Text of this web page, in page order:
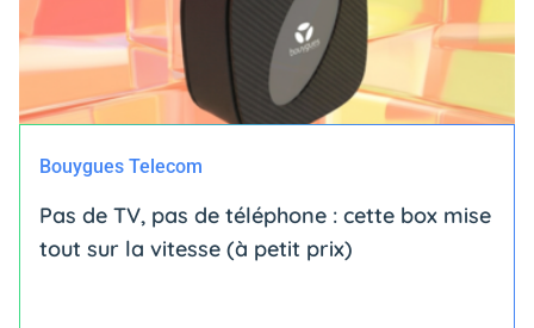
Bouygues Telecom
Pas de TV, pas de téléphone : cette box mise
tout sur la vitesse (à petit prix)